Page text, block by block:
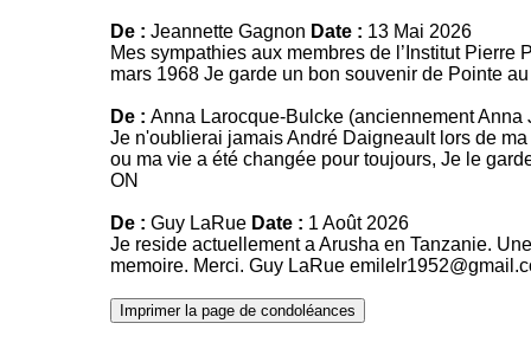
De : Jeannette Gagnon Date : 13 Mai 2026
Mes sympathies aux membres de l’Institut Pierre
mars 1968 Je garde un bon souvenir de Pointe
De : Anna Larocque-Bulcke (anciennement Anna
Je n'oublierai jamais André Daigneault lors de
ou ma vie a été changée pour toujours, Je le
ON
De : Guy LaRue Date : 1 Août 2026
Je reside actuellement a Arusha en Tanzanie.
memoire. Merci. Guy LaRue
Imprimer la page de condoléances